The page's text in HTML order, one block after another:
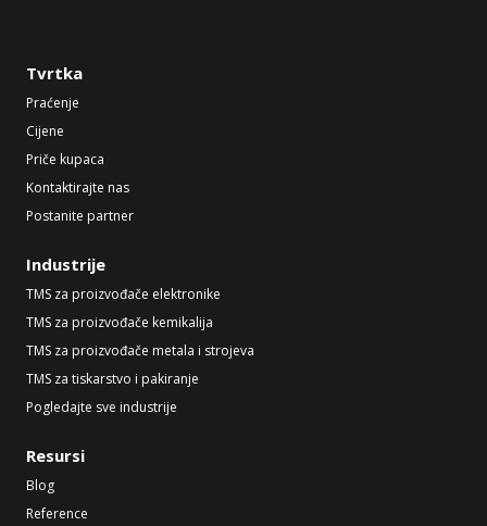
Tvrtka
Praćenje
Cijene
Priče kupaca
Kontaktirajte nas
Postanite partner
Industrije
TMS za proizvođače elektronike
TMS za proizvođače kemikalija
TMS za proizvođače metala i strojeva
TMS za tiskarstvo i pakiranje
Pogledajte sve industrije
Resursi
Blog
Reference